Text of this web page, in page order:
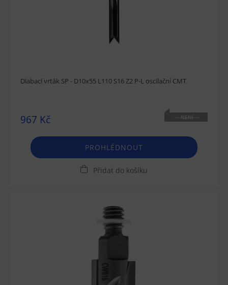
Dlabací vrták SP - D10x55 L110 S16 Z2 P-L oscilační CMT
967 Kč
NENÍ
PROHLÉDNOUT
Přidat do košíku